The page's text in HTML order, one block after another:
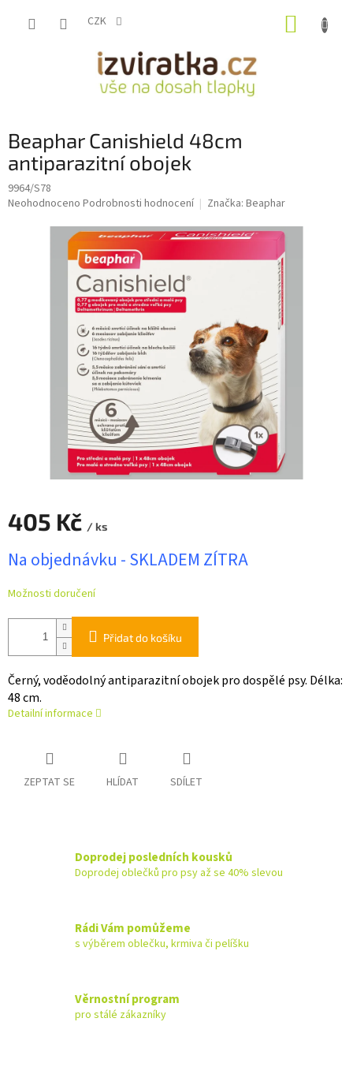
CZK
Beaphar Canishield 48cm
antiparazitní obojek
9964/S78
Průměrné
Neohodnoceno Podrobnosti hodnocení Značka: Beaphar
405 Kč / ks
cena:
Na objednávku - SKLADEM ZÍTRA
Možnosti doručení
Přidat do košíku
Černý, voděodolný antiparazitní obojek pro dospělé psy. Délka:
48 cm.
Detailní informace
ZEPTAT SE HLÍDAT SDÍLET
Doprodej posledních kousků
Doprodej oblečků pro psy až se 40% slevou
Rádi Vám pomůžeme
s výběrem oblečku, krmiva či pelíšku
Věrnostní program
pro stálé zákazníky